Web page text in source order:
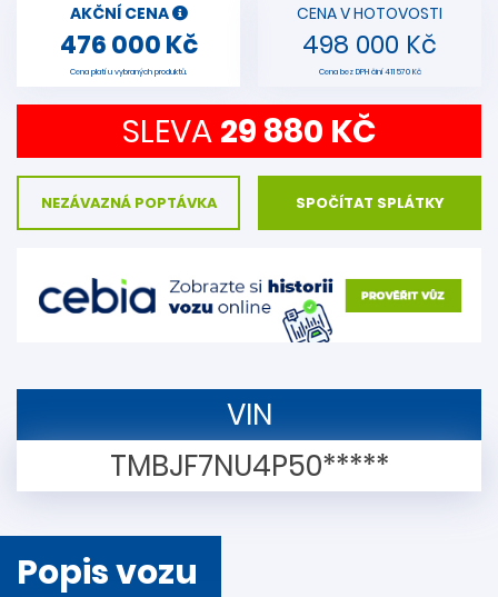
AKČNÍ CENA
476 000 Kč
Cena platí u vybraných produktů.
CENA V HOTOVOSTI
498 000 Kč
Cena bez DPH činí 411 570 Kč
SLEVA 29 880 KČ
NEZÁVAZNÁ POPTÁVKA SPOČÍTAT SPLÁTKY
VIN
TMBJF7NU4P50*****
Popis vozu